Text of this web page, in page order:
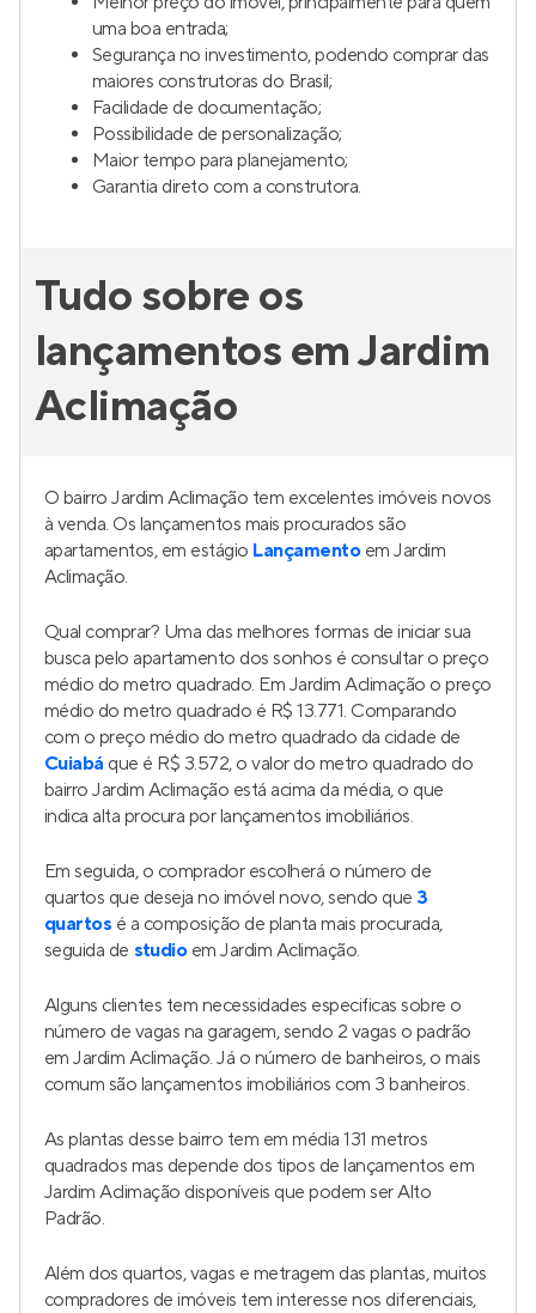
uma boa entrada;
Segurança no investimento, podendo comprar das
maiores construtoras do Brasil;
Facilidade de documentação;
Possibilidade de personalização;
Maior tempo para planejamento;
Garantia direto com a construtora.
Tudo sobre os
lançamentos em Jardim
Aclimação
O bairro Jardim Aclimação tem excelentes imóveis novos
à venda. Os lançamentos mais procurados são
apartamentos, em estágio Lançamentoem Jardim
Aclimação.
Qual comprar? Uma das melhores formas de iniciar sua
busca pelo apartamento dos sonhos é consultar o preço
médio do metro quadrado. Em Jardim Aclimação o preço
médio do metro quadrado é R$ 13.771. Comparando
com o preço médio do metro quadrado da cidade de
Cuiabá que é R$ 3.572, o valor do metro quadrado do
bairro Jardim Aclimação está acima da média, o que
indica alta procura por lançamentos imobiliários.
Em seguida, o comprador escolherá o número de
quartos que deseja no imóvel novo, sendo que 3
quartos é a composição de planta mais procurada,
seguida de studioem Jardim Aclimação.
Alguns clientes tem necessidades especificas sobre o
número de vagas na garagem, sendo 2 vagas o padrão
em Jardim Aclimação. Já o número de banheiros, o mais
comum são lançamentos imobiliários com 3 banheiros.
As plantas desse bairro tem em média 131 metros
quadrados mas depende dos tipos de lançamentos em
Jardim Aclimação disponíveis que podem ser Alto
Padrão.
Além dos quartos, vagas e metragem das plantas, muitos
compradores de imóveis tem interesse nos diferenciais,